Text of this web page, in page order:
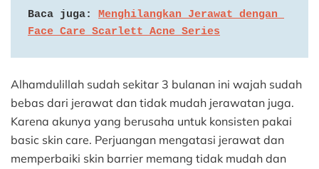
Baca juga: Menghilangkan Jerawat dengan
Face Care Scarlett Acne Series
Alhamdulillah sudah sekitar 3 bulanan ini wajah sudah
bebas dari jerawat dan tidak mudah jerawatan juga.
Karena akunya yang berusaha untuk konsisten pakai
basic skin care. Perjuangan mengatasi jerawat dan
memperbaiki skin barrier memang tidak mudah dan